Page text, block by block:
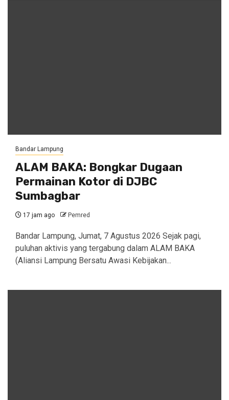
Bandar Lampung
ALAM BAKA: Bongkar Dugaan
Permainan Kotor di DJBC
Sumbagbar
17 jam ago Pemred
Bandar Lampung, Jumat, 7 Agustus 2026 Sejak pagi,
puluhan aktivis yang tergabung dalam ALAM BAKA
(Aliansi Lampung Bersatu Awasi Kebijakan...